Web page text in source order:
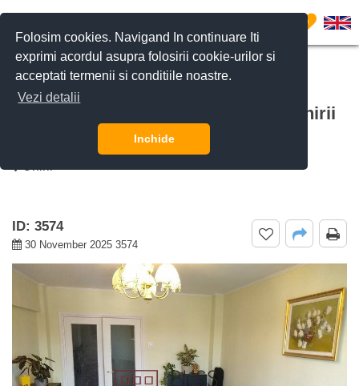
Folosim cookies. Navigand In continuare Iti
exprimi acordul asupra folosirii cookie-urilor si
acceptati termenii si conditiile noastre.
Vezi detalii
Inchide
0
De inchiriat apartament 2 camere Unirii
(Manastirea Radu Voda), Bucuresti
ID: 3574
30 November 2025 3574
CERE DETALII SUNĂ-NE